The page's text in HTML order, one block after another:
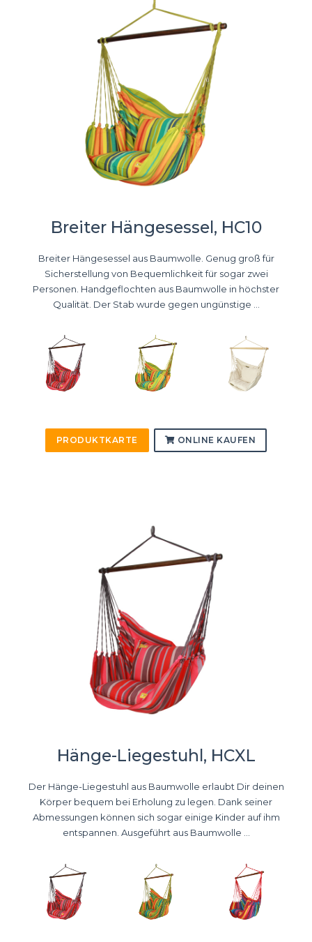
Breiter Hängesessel, HC10
Breiter Hängesessel aus Baumwolle. Genug groß für
Sicherstellung von Bequemlichkeit für sogar zwei
Personen. Handgeflochten aus Baumwolle in höchster
Qualität. Der Stab wurde gegen ungünstige ...
PRODUKTKARTE ONLINE KAUFEN
Hänge-Liegestuhl, HCXL
Der Hänge-Liegestuhl aus Baumwolle erlaubt Dir deinen
Körper bequem bei Erholung zu legen. Dank seiner
Abmessungen können sich sogar einige Kinder auf ihm
entspannen. Ausgeführt aus Baumwolle ...